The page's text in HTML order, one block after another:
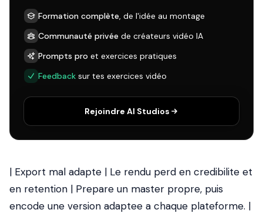
Formation complète, de l'idée au montage
Communauté privée de créateurs vidéo IA
Prompts pro et exercices pratiques
Feedback sur tes exercices vidéo
Rejoindre AI Studios
| Export mal adapte | Le rendu perd en credibilite et
en retention | Prepare un master propre, puis
encode une version adaptee a chaque plateforme. |